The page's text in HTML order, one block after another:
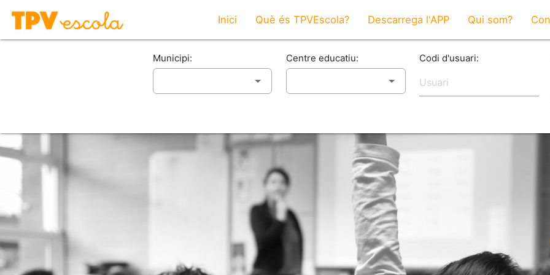
Inici Què és TPVEscola? Descarrega l'APP Qui som?
Municipi: Centre educatiu: Codi d'usuari: